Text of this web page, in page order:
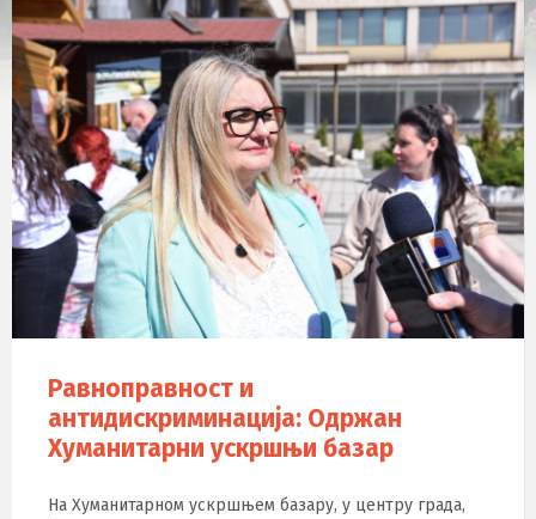
Равноправност и
антидискриминација: Одржан
Хуманитарни ускршњи базар
На Хуманитарном ускршњем базару, у центру града,